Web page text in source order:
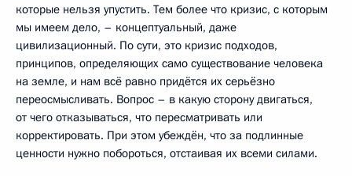
которые нельзя упустить. Тем более что кризис, с которым
мы имеем дело, – концептуальный, даже
цивилизационный. По сути, это кризис подходов,
принципов, определяющих само существование человека
на земле, и нам всё равно придётся их серьёзно
переосмысливать. Вопрос – в какую сторону двигаться,
от чего отказываться, что пересматривать или
корректировать. При этом убеждён, что за подлинные
ценности нужно побороться, отстаивая их всеми силами.